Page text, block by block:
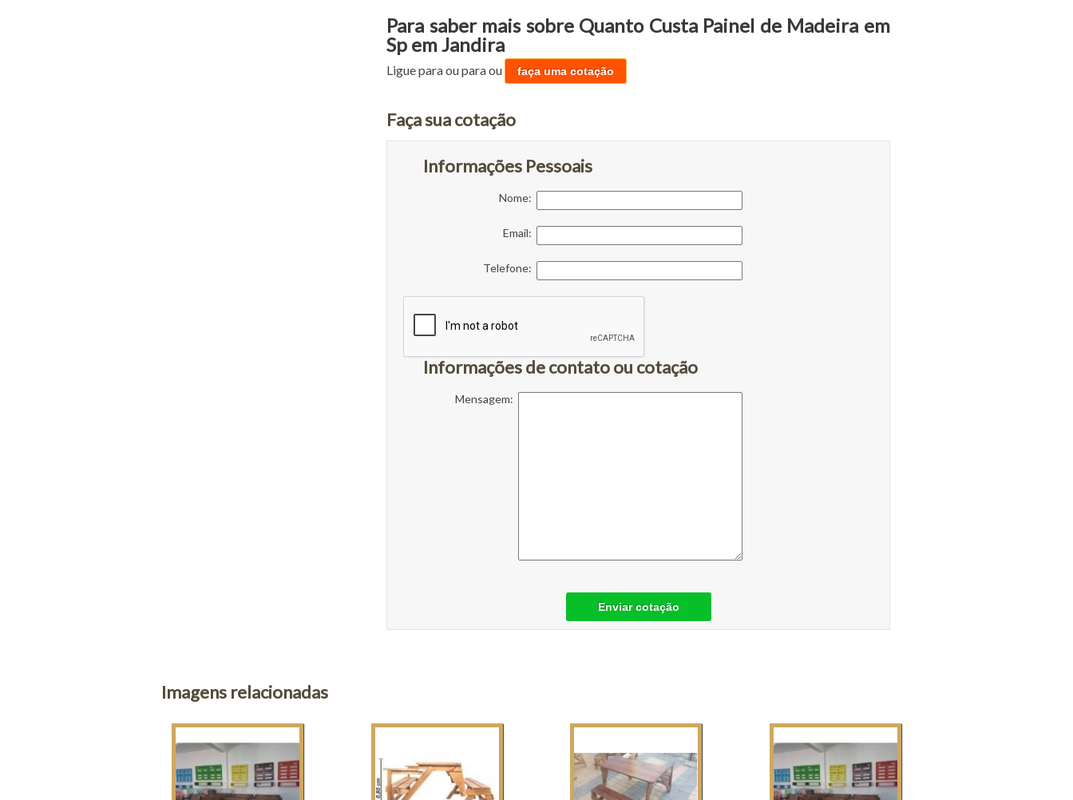
Para saber mais sobre Quanto Custa Painel de Madeira em
Sp em Jandira
Ligue paraou paraou faça uma cotação
Faça sua cotação
Informações Pessoais
Nome:
Email:
Telefone:
Informações de contato ou cotação
Mensagem:
Enviar cotação
Imagens relacionadas